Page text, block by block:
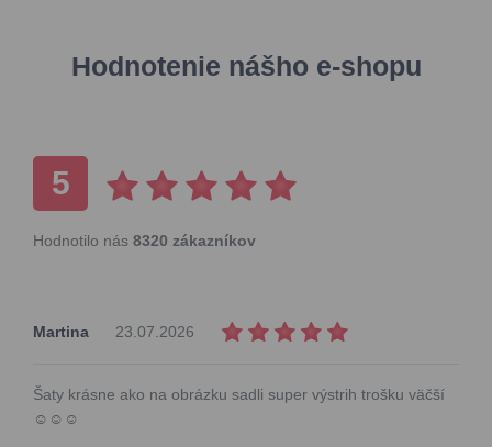
Hodnotenie nášho e-shopu
5
Hodnotilo nás 8320 zákazníkov
Martina 23.07.2026
Šaty krásne ako na obrázku sadli super výstrih trošku väčší
☺️☺️☺️